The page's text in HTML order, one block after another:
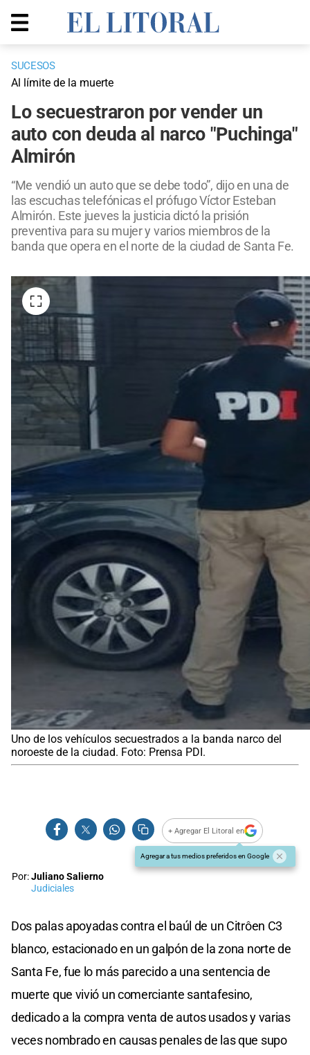
SUCESOS
Al límite de la muerte
Lo secuestraron por vender un
auto con deuda al narco "Puchinga"
Almirón
“Me vendió un auto que se debe todo”, dijo en una de
las escuchas telefónicas el prófugo Víctor Esteban
Almirón. Este jueves la justicia dictó la prisión
preventiva para su mujer y varios miembros de la
banda que opera en el norte de la ciudad de Santa Fe.
Uno de los vehículos secuestrados a la banda narco del
noroeste de la ciudad. Foto: Prensa PDI.
+ Agregar El Litoral en
Agregar a tus medios preferidos en Google
Por:Juliano Salierno
Judiciales
Dos palas apoyadas contra el baúl de un Citrôen C3
blanco, estacionado en un galpón de la zona norte de
Santa Fe, fue lo más parecido a una sentencia de
muerte que vivió un comerciante santafesino,
dedicado a la compra venta de autos usados y varias
veces nombrado en causas penales de las que supo